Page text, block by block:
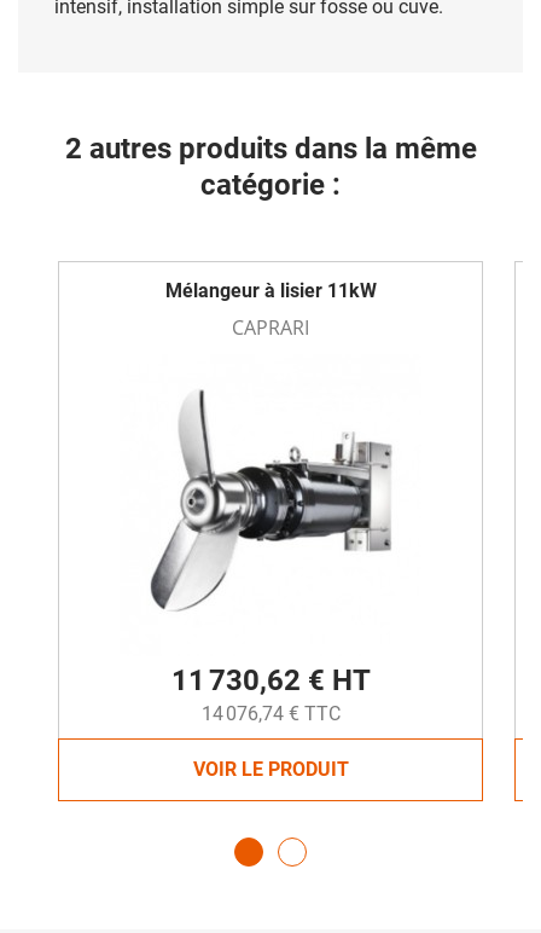
intensif, installation simple sur fosse ou cuve.
2 autres produits dans la même
catégorie :
Mélangeur à lisier 11kW
CAPRARI
11 730,62 € HT
14 076,74 € TTC
VOIR LE PRODUIT